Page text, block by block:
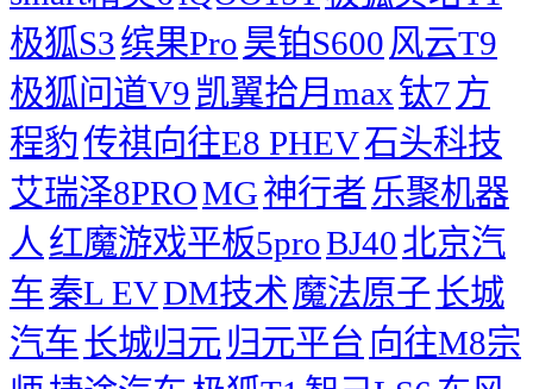
极狐S3缤果Pro昊铂S600 风云T9
极狐问道V9 凯翼拾月max钛7 方
程豹传祺向往E8 PHEV石头科技
艾瑞泽8PROMG神行者 乐聚机器
人 红魔游戏平板5proBJ40北京汽
车秦L EVDM技术 魔法原子长城
汽车长城归元 归元平台 向往M8宗